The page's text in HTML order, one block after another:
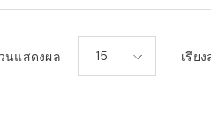
นแสดงผล 15 เรีย